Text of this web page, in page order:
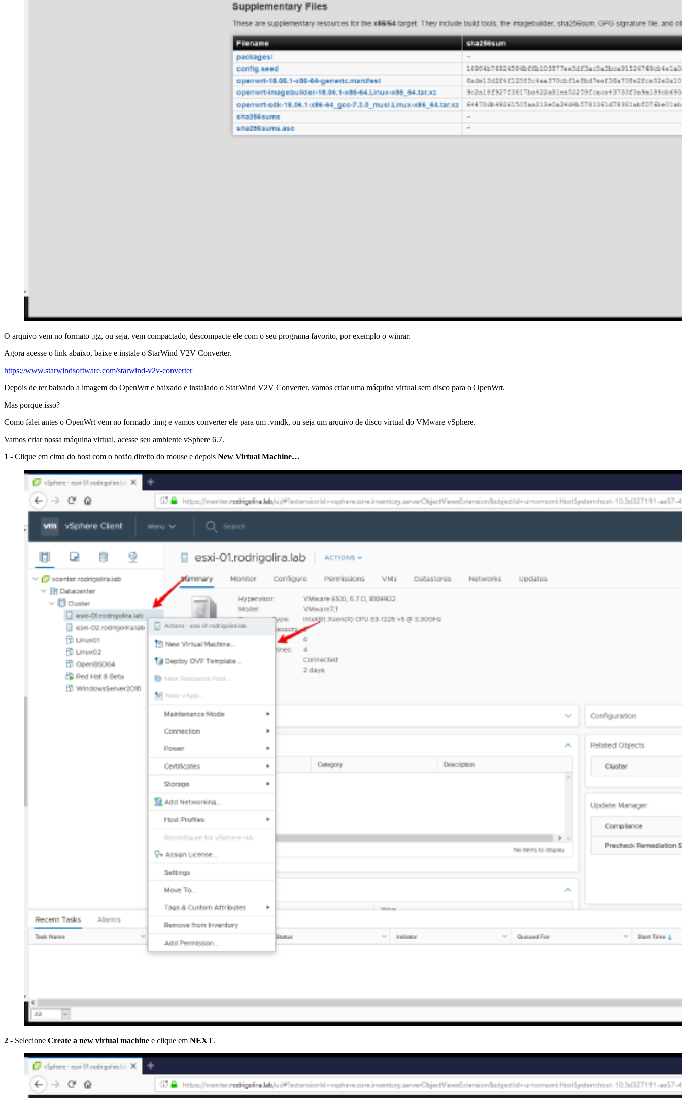
O arquivo vem no formato .gz, ou seja, vem compactado, descompacte ele com o seu programa favorito, por exemplo o winrar.
Agora acesse o link abaixo, baixe e instale o StarWind V2V Converter.
https://www.starwindsoftware.com/starwind-v2v-converter
Depois de ter baixado a imagem do OpenWrt e baixado e instalado o StarWind V2V Converter, vamos criar uma máquina virtual sem disco para o OpenWrt.
Mas porque isso?
Como falei antes o OpenWrt vem no formado .img e vamos converter ele para um .vmdk, ou seja um arquivo de disco virtual do VMware vSphere.
Vamos criar nossa máquina virtual, acesse seu ambiente vSphere 6.7.
1 - Clique em cima do host com o botão direito do mouse e depois New Virtual Machine…
2 - Selecione Create a new virtual machine e clique em NEXT.